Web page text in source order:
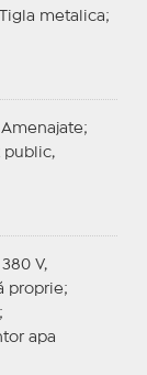
metalica;
Amenajate;
public,
V,
proprie;
apa